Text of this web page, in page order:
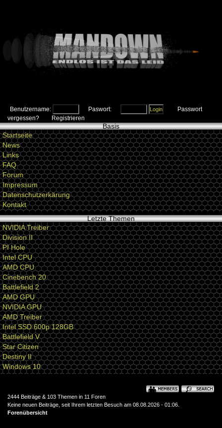
Benutzername: Paswort:
Passwort
vergessen?
Registrieren
Basis
Startseite
News
Links
FAQ
Forum
Impressum
Datenschutzerkärung
Kontakt
Letzte Themen
NVIDIA Treiber
Division II
PI Hole
Intel CPU
AMD CPU
Cinebench 20
Battlefield 2
AMD GPU
NVIDIA GPU
AMD Treiber
Intel SSD 600p 128GB
Battlefield V
Star Citizen
Destiny II
Windows 10
2444 Beiträge & 103 Themen in 11 Foren
Keine neuen Beiträge, seit Ihrem letzten Besuch am 08.08.2026 - 01:06.
Forenübersicht